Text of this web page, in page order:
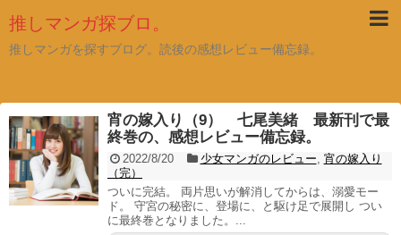
推しマンガ探ブロ。
推しマンガを探すブログ。読後の感想レビュー備忘録。
宵の嫁入り（9） 七尾美緒 最新刊で最
終巻の、感想レビュー備忘録。
2022/8/20 少女マンガのレビュー, 宵の嫁入り
（完）
ついに完結。 両片思いが解消してからは、溺愛モー
ド。 守宮の秘密に、登場に、と駆け足で展開し つい
に最終巻となりました。...